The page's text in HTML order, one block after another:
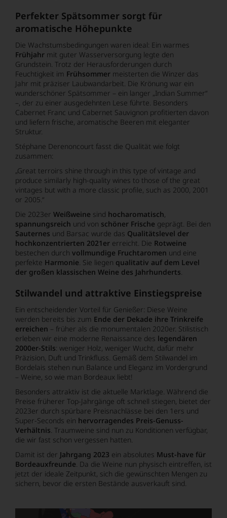
Perfekter Spätsommer sorgt für
aromatische Höhepunkte
Die Wachstumsbedingungen waren ideal: Ein warmes
Frühjahr mit guter Wasserversorgung legte den
Grundstein. Trotz der Herausforderungen durch
Feuchtigkeit im Frühsommer meisterten die Winzer das
Jahr mit präziser Laubwandarbeit. Die Krönung war ein
wunderschöner Spätsommer – ein langer „Indian Summer“
–, der zu einer ausgedehnten Lese führte. Besonders
Cabernet Franc und Cabernet Sauvignon profitierten davon
und liefern frische, aromatische Beeren mit eleganter
Struktur.
Stéphane Derenoncourt fasst die Qualität wie folgt
zusammen:
„Great terroirs shine through in this type of vintage and
produce similarly high-quality wines to those of the great
vintages but with a more classic profile, such as 2000, 2001
or 2005.“
Die 2023er Weißweine sind hocharomatisch,
spannungsreich und von schöner Frische geprägt. Bei den
Sauternes und Barsac wurde das Qualitätslevel der
hochkonzentrierten 2021er erreicht. Die Rotweine
bestechen durch vollmundige Fruchtaromen und eine
perfekte Harmonie. Sie liegen qualitativ auf dem Level
der großen klassischen Weine des Jahrhunderts.
Stilwandel und attraktive Einstiegspreise
Ein entscheidender Vorteil für Genießer: Diese Weine
werden bereits bis zum Ende der Dekade ihre Trinkreife
erreichen – früher als die monumentalen 2020er. Stilistisch
erleben wir eine moderne Renaissance des legendären
2000er-Stils: weniger Holz, weniger Wucht, dafür mehr
Präzision, Duft und Trinkfluss. Gemäß dem Stilwandel im
Bordelais stehen nun Balance und Eleganz im Vordergrund
– Weine, so wie man Bordeaux liebt!
Besonders attraktiv ist die aktuelle Marktlage. Während die
Preise früherer Top-Jahrgänge oft schnell stiegen, bietet der
2023er durch spürbare Preisnachlässe bei den 1ers und
Super-Seconds ein hervorragendes Preis-Genuss-
Verhältnis. Traumweine sind nun zu Konditionen verfügbar,
die wir fast schon vergessen hatten.
Damit ist der Jahrgang 2023 ein absolutes Must-have für
Bordeauxfreunde. Da die Weine nun physisch eintreffen, ist
jetzt der ideale Zeitpunkt, sich die gewünschten Mengen zu
sichern, bevor die ersten Bestände ausverkauft sind.